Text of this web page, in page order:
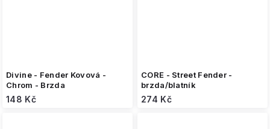
Divine - Fender Kovová -
Chrom - Brzda
148 Kč
CORE - Street Fender -
brzda/blatník
274 Kč